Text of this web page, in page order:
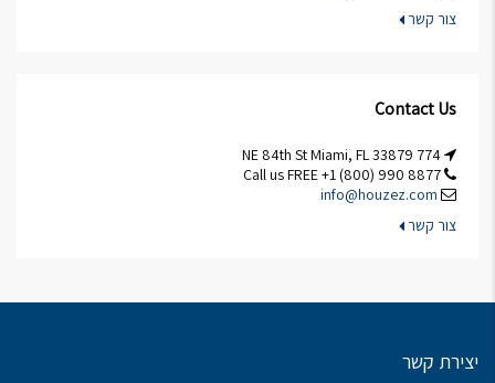
צור קשר
Contact Us
info@houzez.com
צור קשר
יצירת קשר